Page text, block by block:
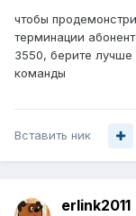
чтобы
терминации
3550, берите лучше
команды
Вставить ник
erlink2011